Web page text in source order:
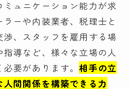
ミュニケーション能力が求
ーや内装業者、税理士と
、スタッフを雇用する場
導など、様々な立場の人
必要があります。相手の立
間関係を構築できる力